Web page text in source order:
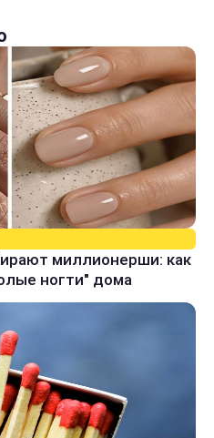
миллионерши: как
ногти" дома